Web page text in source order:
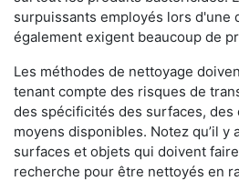
surpuissants employés lors d'une
également exigent beaucoup de
Les méthodes de nettoyage
tenant compte des risques de
des spécificités des surfaces, des
moyens disponibles. Notez qu’il y
surfaces et objets qui doivent
recherche pour être nettoyés en